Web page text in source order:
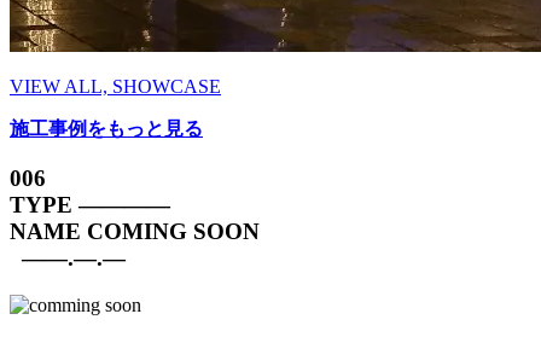
VIEW ALL, SHOWCASE
施工事例をもっと見る
006
TYPE ————
NAME COMING SOON
——.—.—